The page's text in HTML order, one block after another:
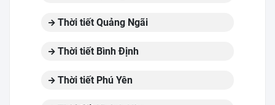
Thời tiết Quảng Ngãi
Thời tiết Bình Định
Thời tiết Phú Yên